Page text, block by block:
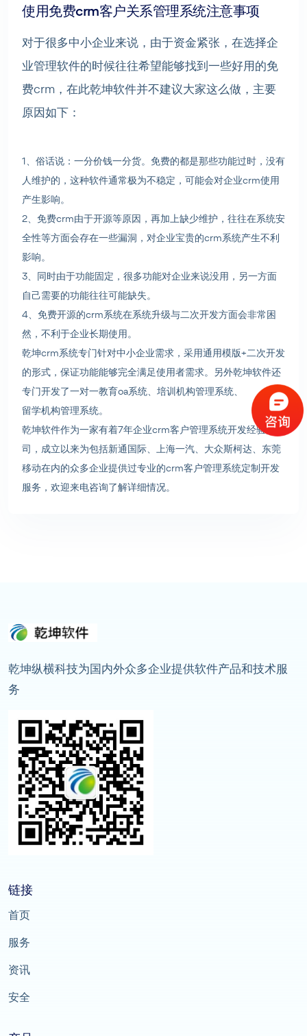
使用免费crm客户关系管理系统注意事项
对于很多中小企业来说，由于资金紧张，在选择企
业管理软件的时候往往希望能够找到一些好用的免
费crm，在此乾坤软件并不建议大家这么做，主要
原因如下：
1、俗话说：一分价钱一分货。免费的都是那些功能过时，没有
人维护的，这种软件通常极为不稳定，可能会对企业crm使用
产生影响。
2、免费crm由于开源等原因，再加上缺少维护，往往在系统安
全性等方面会存在一些漏洞，对企业宝贵的crm系统产生不利
影响。
3、同时由于功能固定，很多功能对企业来说没用，另一方面
自己需要的功能往往可能缺失。
4、免费开源的crm系统在系统升级与二次开发方面会非常困
然，不利于企业长期使用。
乾坤crm系统专门针对中小企业需求，采用通用模版+二次开发
的形式，保证功能能够完全满足使用者需求。另外乾坤软件还
专门开发了一对一教育oa系统、 培训机构管理系统、
留学机构管理系统。
乾坤软件作为一家有着7年企业crm客户管理系统开发经验的公
司，成立以来为包括新通国际、上海一汽、大众斯柯达、东莞
移动在内的众多企业提供过专业的crm客户管理系统定制开发
服务，欢迎来电咨询了解详细情况。
乾坤纵横科技为国内外众多企业提供软件产品和技术服
务
链接
首页
服务
资讯
安全